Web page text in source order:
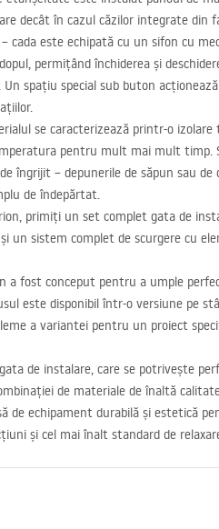
decât în cazul căzilor integrate din
– cada este echipată cu un sifon cu
permițând închiderea și
spațiu special sub buton
se caracterizează printr-o izolare
pentru mult mai mult timp.
îngrijit – depunerile de săpun sau de
de îndepărtat.
primiți un set complet gata de
un sistem complet de scurgere cu
a fost conceput pentru a umple
este disponibil într-o versiune pe
a variantei pentru un proiect
de instalare, care se potrivește
de materiale de înaltă
de echipament durabilă și estetică
și cel mai înalt standard de